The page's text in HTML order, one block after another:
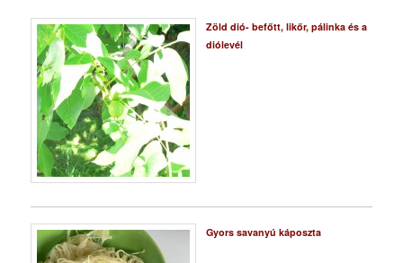
Zöld dió- befőtt, likőr, pálinka és a
diólevél
Gyors savanyú káposzta